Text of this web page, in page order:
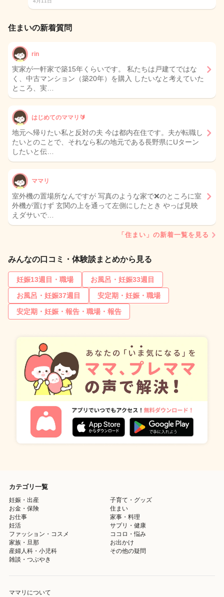
住まいの新着質問
rin
実家が一軒家で築15年くらいです。 私たちは戸建てではな
く、中古マンション（築20年）を購入 したいなと考えていた
ところ、実…
はじめてのママリ🔰
地元へ帰りたい私と反対の夫 今は都内在住です。夫が転職し
たいとのことで、それなら私の地元である長野県にUターン
したいと伝…
ママリ
室外機の置場所なんですが 写真のような家で❌のところに室
外機が置けず 玄関の上を通って左側にしたとき やっぱ見映
えダサいで…
「住まい」の新着一覧を見る
みんなの口コミ・体験談まとめから見る
妊娠13週目・職場
お風呂・妊娠33週目
お風呂・妊娠37週目
安定期・妊娠・職場
安定期・妊娠・報告・職場・報告
カテゴリ一覧
妊娠・出産
子育て・グッズ
お金・保険
住まい
お仕事
家事・料理
妊活
サプリ・健康
ファッション・コスメ
ココロ・悩み
家族・旦那
お出かけ
産婦人科・小児科
その他の疑問
雑談・つぶやき
ママリについて